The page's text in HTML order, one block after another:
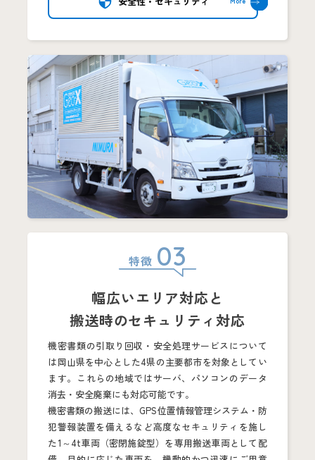
特徴 03
幅広いエリア対応と
搬送時のセキュリティ対応
機密書類の引取り回収・安全処理サービスについて
は岡山県を中心とした4県の主要都市を対象としてい
ます。これらの地域ではサーバ、パソコンのデータ
消去・安全廃棄にも対応可能です。
機密書類の搬送には、GPS位置情報管理システム・防
犯警報装置を備えるなど高度なセキュリティを施し
た1～4t車両（密閉施錠型）を専用搬送車両として配